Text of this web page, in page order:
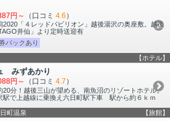
円～ （口コミ 4.6 ）
2020「４レッドパビリオン」越後湯沢の奥座敷。越後
井仙」より定時送迎有
パックあり
【ホテル】
みずあかり
円～ （口コミ 4.7 ）
20分！越後三山が望める、南魚沼のリゾートホテル。
駅で上越線に乗換え六日町駅下車 駅から約６ｋｍ
町温泉 【旅館】